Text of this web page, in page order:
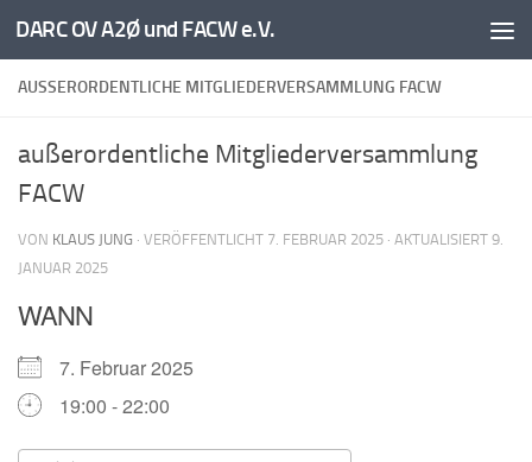
Unter dem Inhalt
DARC OV A2Ø und FACW e.V.
AUSSERORDENTLICHE MITGLIEDERVERSAMMLUNG FACW
außerordentliche Mitgliederversammlung
FACW
VON KLAUS JUNG · VERÖFFENTLICHT 7. FEBRUAR 2025 · AKTUALISIERT 9.
JANUAR 2025
WANN
7. Februar 2025
19:00 - 22:00